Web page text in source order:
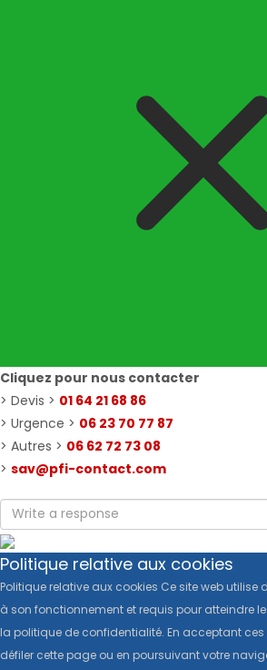
Cliquez pour nous contacter
> Devis > 01 64 21 68 86
> Urgence > 06 23 70 77 87
> Autres > 06 62 72 73 08
> sav@pfi-contact.com
Politique relative aux cookies
Politique relative aux cookies Ce site web utilise
à son fonctionnement et requis pour atteindre
la politique de confidentialité. En acceptant
défiler cette page ou en poursuivant votre